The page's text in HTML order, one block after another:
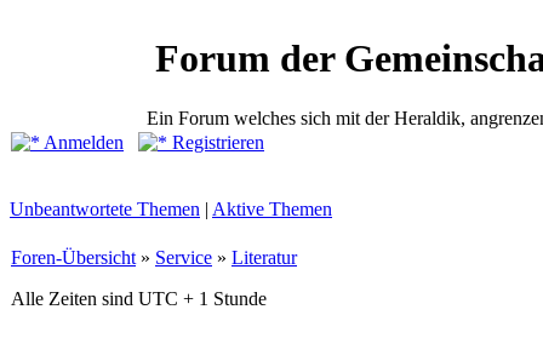
Forum der
Ein Forum welches sich mit der Heraldik,
Anmelden
Registrieren
Unbeantwortete Themen | Aktive Themen
Foren-Übersicht » Service » Literatur
Alle Zeiten sind UTC + 1 Stunde